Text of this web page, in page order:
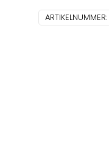
(000)
Menge
ARTIKELNUMMER: